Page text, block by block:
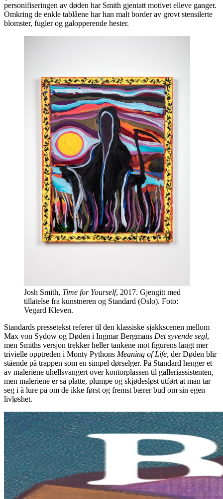
personifiseringen av døden har Smith gjentatt motivet elleve ganger.
Omkring de enkle tablåene har han malt border av grovt stensilerte
blomster, fugler og galopperende hester.
Josh Smith, Time for Yourself, 2017. Gjengitt med
tillatelse fra kunstneren og Standard (Oslo). Foto:
Vegard Kleven.
Standards pressetekst referer til den klassiske sjakkscenen mellom
Max von Sydow og Døden i Ingmar Bergmans Det syvende segl,
men Smiths versjon trekker heller tankene mot figurens langt mer
trivielle opptreden i Monty Pythons Meaning of Life, der Døden blir
stående på trappen som en simpel dørselger. På Standard henger et
av maleriene uhellsvangert over kontorplassen til galleriassistenten,
men maleriene er så platte, plumpe og skjødesløst utført at man tar
seg i å lure på om de ikke først og fremst bærer bud om sin egen
livløshet.